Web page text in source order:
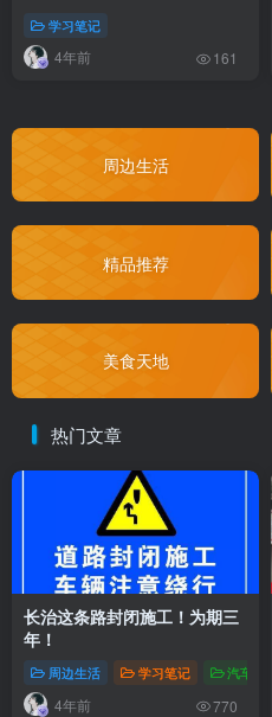
学习笔记
4年前 161
周边生活
精品推荐
美食天地
热门文章
长治这条路封闭施工！为期三
年！
周边生活 学习笔记 汽车生活
4年前 770